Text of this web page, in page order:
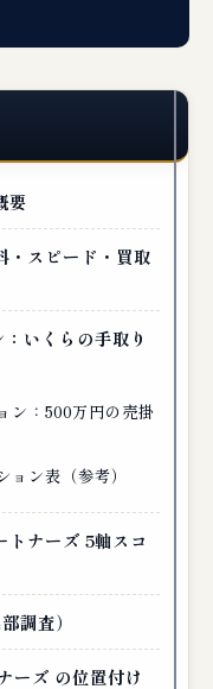
要
・スピード・買取
いくらの手取り
ン：500万円の売掛
ン表（参考）
ナーズ 5軸スコ
調査）
ーズ の位置付け